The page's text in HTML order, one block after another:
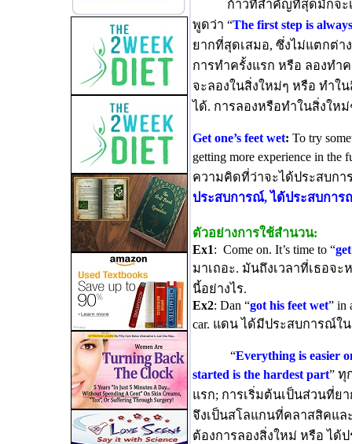
ก้าวที่สำคัญที่สุดมักจะ
พูดว่า “The first step is
ยากที่สุดเสมอ, ซึ่งไม่แตกต่
การทำครั้งแรก หรือ ลองทำ
จะลองในสิ่งใหม่ๆ หรือ ทำใ
ได้. การลองหรือทำในสิ่งให
Get one’s feet wet: To try
getting more experience in
ความคิดที่ว่าจะได้ประสบก
ประสบการณ์, ได้ประสบการ
ตัวอย่างการใช้สำนวน:
Ex1: Come on. It’s time to “
มาเถอะ. มันถึงเวลาที่เธอจ
นี้อย่างไร.
Ex2: Dan “got his feet wet” in
car. แดน ได้มีประสบการณ์ใ
“Everything is easier
started is the hardest part” ทุ
แรก; การเริ่มต้นเป็นส่วนที่ย
จึงเป็นสโลแกนที่คลาสสิคแล
ต้องการลองสิ่งใหม่ หรือ ไ